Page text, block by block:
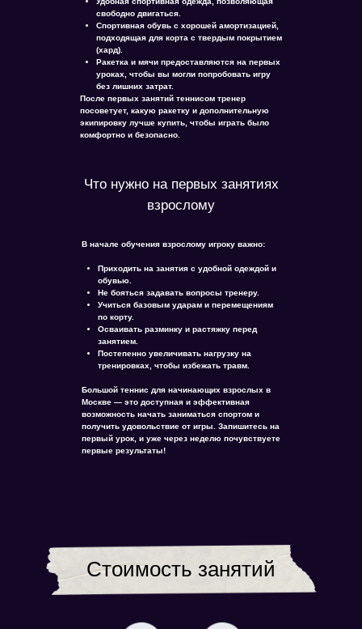
свободно двигаться.
Спортивная обувь с хорошей амортизацией,
подходящая для корта с твердым покрытием
(хард).
Ракетка и мячи предоставляются на первых
уроках, чтобы вы могли попробовать игру
без лишних затрат.
После первых занятий теннисом тренер
посоветует, какую ракетку и дополнительную
экипировку лучше купить, чтобы играть было
комфортно и безопасно.
Что нужно на первых занятиях
взрослому
В начале обучения взрослому игроку важно:
Приходить на занятия с удобной одеждой и
обувью.
Не бояться задавать вопросы тренеру.
Учиться базовым ударам и перемещениям
по корту.
Осваивать разминку и растяжку перед
занятием.
Постепенно увеличивать нагрузку на
тренировках, чтобы избежать травм.
Большой теннис для начинающих взрослых в
Москве — это доступная и эффективная
возможность начать заниматься спортом и
получить удовольствие от игры. Запишитесь на
первый урок, и уже через неделю почувствуете
первые результаты!
Стоимость занятий